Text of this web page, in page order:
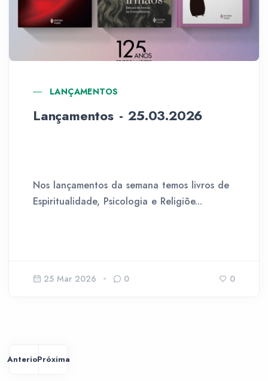
LANÇAMENTOS
Lançamentos - 25.03.2026
Nos lançamentos da semana temos livros de
Espiritualidade, Psicologia e Religiõe...
25 Mar 2026 0 0
AnteriorPróxima